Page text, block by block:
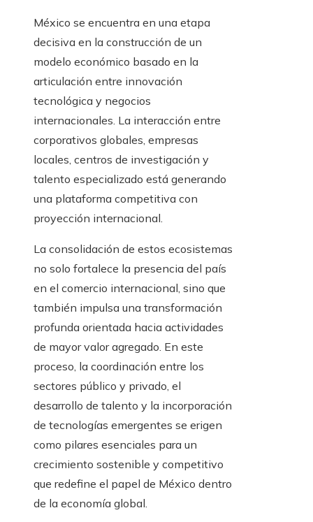
México se encuentra en una etapa
decisiva en la construcción de un
modelo económico basado en la
articulación entre innovación
tecnológica y negocios
internacionales. La interacción entre
corporativos globales, empresas
locales, centros de investigación y
talento especializado está generando
una plataforma competitiva con
proyección internacional.
La consolidación de estos ecosistemas
no solo fortalece la presencia del país
en el comercio internacional, sino que
también impulsa una transformación
profunda orientada hacia actividades
de mayor valor agregado. En este
proceso, la coordinación entre los
sectores público y privado, el
desarrollo de talento y la incorporación
de tecnologías emergentes se erigen
como pilares esenciales para un
crecimiento sostenible y competitivo
que redefine el papel de México dentro
de la economía global.